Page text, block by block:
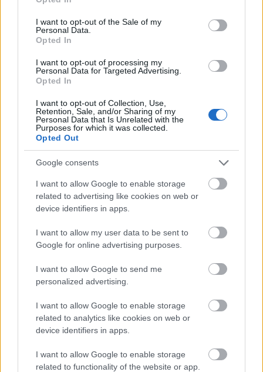
use your data for below specified purposes in below Google
consent section.
I want to opt-out of the Sale of my
Personal Data.
Opted In
I want to opt-out of processing my
Personal Data for Targeted Advertising.
Opted In
I want to opt-out of Collection, Use,
Retention, Sale, and/or Sharing of my
Personal Data that Is Unrelated with the
Purposes for which it was collected.
Opted Out
Google consents
I want to allow Google to enable storage
related to advertising like cookies on web or
device identifiers in apps.
I want to allow my user data to be sent to
Google for online advertising purposes.
I want to allow Google to send me
personalized advertising.
I want to allow Google to enable storage
related to analytics like cookies on web or
device identifiers in apps.
I want to allow Google to enable storage
related to functionality of the website or app.
DIGITALIZÁCIÓ ÖNGONDOSKODÁS
NÉPSZERŰ
Hitelfordulat 2026: elzárja a pénzcsapot az
állam
ELEMZÉSEK 2026. júl. 22.